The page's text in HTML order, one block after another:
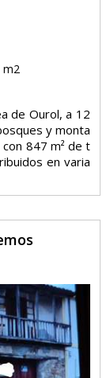
m2
de Ourol, a 12
y monta
847 m² de t
en varia